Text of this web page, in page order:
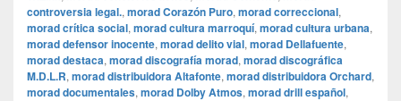
controversia legal., morad Corazón Puro, morad correccional,
morad crítica social, morad cultura marroquí, morad cultura urbana,
morad defensor inocente, morad delito vial, morad Dellafuente,
morad destaca, morad discografía morad, morad discográfica
M.D.L.R, morad distribuidora Altafonte, morad distribuidora Orchard,
morad documentales, morad Dolby Atmos, morad drill español,